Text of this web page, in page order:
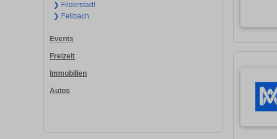
❯ Filderstadt
❯ Fellbach
Events
Freizeit
Immobilien
Autos